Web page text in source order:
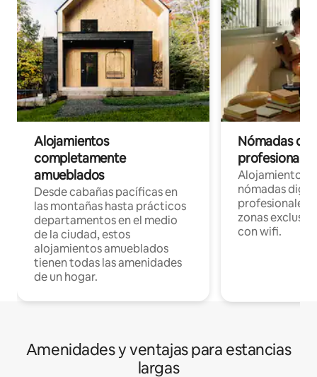
Alojamientos
completamente
amueblados
Desde cabañas pacíficas en
las montañas hasta prácticos
departamentos en el medio
de la ciudad, estos
alojamientos amueblados
tienen todas las amenidades
de un hogar.
Nómadas
Alojamientos
nómadas
profesionales
zonas
con wifi.
Amenidades y ventajas para estancias
largas